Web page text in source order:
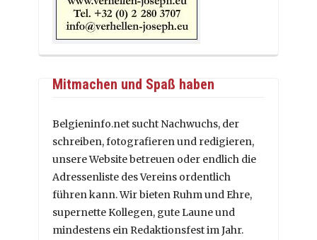
Mitmachen und Spaß haben
Belgieninfo.net sucht Nachwuchs, der
schreiben, fotografieren und redigieren,
unsere Website betreuen oder endlich die
Adressenliste des Vereins ordentlich
führen kann. Wir bieten Ruhm und Ehre,
supernette Kollegen, gute Laune und
mindestens ein Redaktionsfest im Jahr.